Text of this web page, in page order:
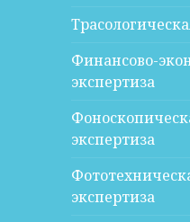
Финансово-
экспертиза
экспертиза
экспертиза